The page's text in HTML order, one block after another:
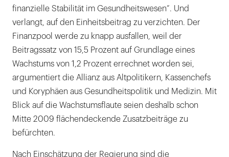
finanzielle Stabilität im Gesundheitswesen“. Und
verlangt, auf den Einheitsbeitrag zu verzichten. Der
Finanzpool werde zu knapp ausfallen, weil der
Beitragssatz von 15,5 Prozent auf Grundlage eines
Wachstums von 1,2 Prozent errechnet worden sei,
argumentiert die Allianz aus Altpolitikern, Kassenchefs
und Koryphäen aus Gesundheitspolitik und Medizin. Mit
Blick auf die Wachstumsflaute seien deshalb schon
Mitte 2009 flächendeckende Zusatzbeiträge zu
befürchten.
Nach Einschätzung der Regierung sind die